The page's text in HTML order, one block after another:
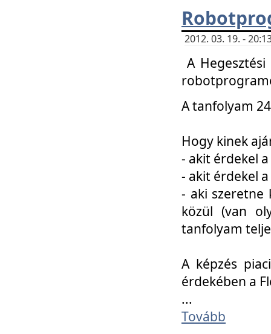
2012. 03. 19. -
A
A tanfolyam
Hogy kinek
- akit érdekel
- akit érdekel
- aki szeretne
közül (van
tanfolyam
A képzés
érdekében a
...
Tovább